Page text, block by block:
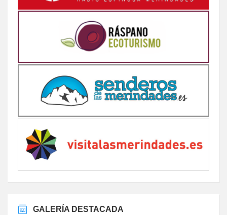
GALERÍA DESTACADA